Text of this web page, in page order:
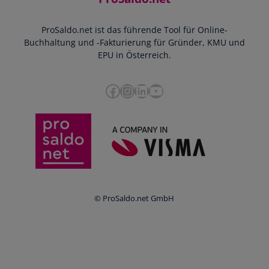
Presse
Datenschutz
Bankdatenimport
Zusammenarbeit mit Steuerberater
e-Rechnung an den Bund
Blog
Ratgeber
Newsletter
ProSaldo.net ist das führende Tool für Online-
Buchhaltung und -Fakturierung für Gründer, KMU und
EPU in Österreich.
Facebook InstagramLinkedIn YouTube
© ProSaldo.net GmbH